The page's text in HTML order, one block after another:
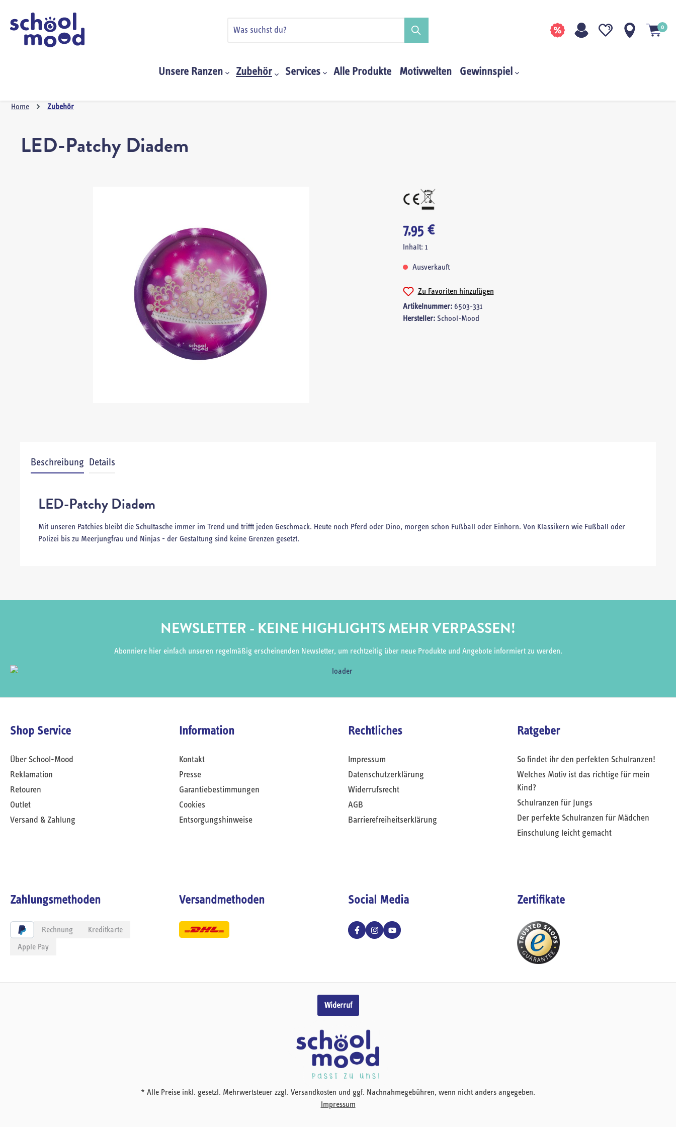
Zur Hauptnavigation springen
0
Unsere Ranzen Zubehör Services Alle Produkte Motivwelten Gewinnspiel
Home Zubehör
LED-Patchy Diadem
7,95 €
Inhalt: 1
Ausverkauft
Zu Favoriten hinzufügen
Artikelnummer: 6503-331
Hersteller: School-Mood
Beschreibung Details
LED-Patchy Diadem
Mit unseren Patchies bleibt die Schultasche immer im Trend und trifft jeden Geschmack. Heute noch Pferd oder Dino, morgen schon Fußball oder Einhorn. Von Klassikern wie Fußball oder
Polizei bis zu Meerjungfrau und Ninjas - der Gestaltung sind keine Grenzen gesetzt.
NEWSLETTER - KEINE HIGHLIGHTS MEHR VERPASSEN!
Abonniere hier einfach unseren regelmäßig erscheinenden Newsletter, um rechtzeitig über neue Produkte und Angebote informiert zu werden.
Shop Service
Über School-Mood
Reklamation
Retouren
Outlet
Versand & Zahlung
Information
Kontakt
Presse
Garantiebestimmungen
Cookies
Entsorgungshinweise
Rechtliches
Impressum
Datenschutzerklärung
Widerrufsrecht
AGB
Barrierefreiheitserklärung
Ratgeber
So findet ihr den perfekten Schulranzen!
Welches Motiv ist das richtige für mein
Kind?
Schulranzen für Jungs
Der perfekte Schulranzen für Mädchen
Einschulung leicht gemacht
Zahlungsmethoden
Rechnung Kreditkarte
Apple Pay
Versandmethoden Social Media Zertifikate
Widerruf
* Alle Preise inkl. gesetzl. Mehrwertsteuer zzgl. Versandkosten und ggf. Nachnahmegebühren, wenn nicht anders angegeben.
Impressum